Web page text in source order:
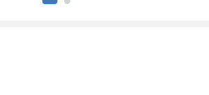
증권사 (3)]